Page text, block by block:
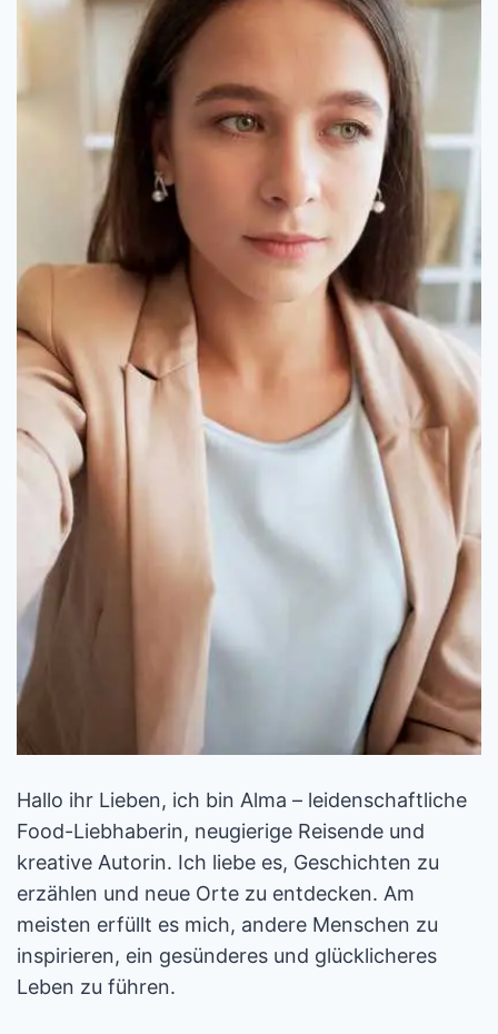
Hallo ihr Lieben, ich bin Alma – leidenschaftliche
Food-Liebhaberin, neugierige Reisende und
kreative Autorin. Ich liebe es, Geschichten zu
erzählen und neue Orte zu entdecken. Am
meisten erfüllt es mich, andere Menschen zu
inspirieren, ein gesünderes und glücklicheres
Leben zu führen.